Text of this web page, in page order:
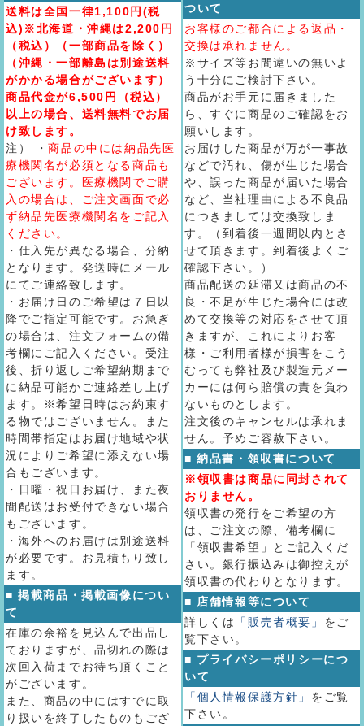
送料は全国一律1,100円(税
込)※北海道・沖縄は2,200円
（税込）（一部商品を除く）
（沖縄・一部離島は別途送料
がかかる場合がございます）
商品代金が6,500円（税込）
以上の場合、送料無料でお届
け致します。
注） ・商品の中には納品先医
療機関名が必須となる商品も
ございます。医療機関でご購
入の場合は、ご注文画面で必
ず納品先医療機関名をご記入
ください。
・仕入先が異なる場合、分納
となります。発送時にメール
にてご連絡致します。
・お届け日のご希望は７日以
降でご指定可能です。お急ぎ
の場合は、注文フォームの備
考欄にご記入ください。受注
後、折り返しご希望納期まで
に納品可能かご連絡差し上げ
ます。※希望日時はお約束す
る物ではございません。また
時間帯指定はお届け地域や状
況によりご希望に添えない場
合もございます。
・日曜・祝日お届け、また夜
間配送はお受付できない場合
もございます。
・海外へのお届けは別途送料
が必要です。お見積もり致し
ます。
■ 掲載商品・掲載画像につい
て
在庫の余裕を見込んで出品し
ておりますが、品切れの際は
次回入荷までお待ち頂くこと
がございます。
また、商品の中にはすでに取
り扱いを終了したものもござ
ついて
お客様のご都合による返品・
交換は承れません。
※サイズ等お間違いの無いよ
う十分にご検討下さい。
商品がお手元に届きました
ら、すぐに商品のご確認をお
願いします。
お届けした商品が万が一事故
などで汚れ、傷が生じた場合
や、誤った商品が届いた場合
など、当社理由による不良品
につきましては交換致しま
す。（到着後一週間以内とさ
せて頂きます。到着後よくご
確認下さい。）
商品配送の延滞又は商品の不
良・不足が生じた場合には改
めて交換等の対応をさせて頂
きますが、これによりお客
様・ご利用者様が損害をこう
むっても弊社及び製造元メー
カーには何ら賠償の責を負わ
ないものとします。
注文後のキャンセルは承れま
せん。予めご容赦下さい。
■ 納品書・領収書について
※領収書は商品に同封されて
おりません。
領収書の発行をご希望の方
は、ご注文の際、備考欄に
「領収書希望」とご記入くだ
さい。銀行振込みは御控えが
領収書の代わりとなります。
■ 店舗情報等について
詳しくは
「販売者概要」 をご
覧下さい。
■ プライバシーポリシーにつ
いて
「個人情報保護方針」 をご覧
下さい。